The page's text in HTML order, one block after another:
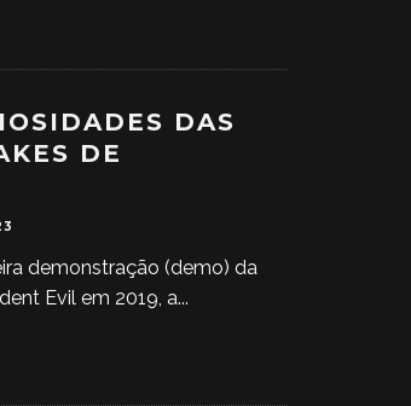
DAS
DE
demonstração (demo) da
Evil em 2019, a...